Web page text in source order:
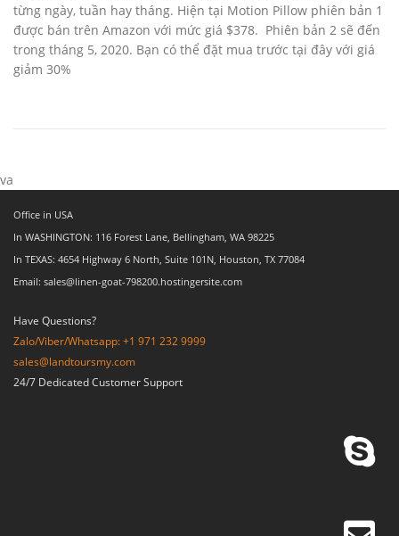
từng ngày, tuần hay tháng. Hiện tại Motion Pillow phiên bản 1
được bán trên Amazon với mức giá $378. Phiên bản 2 sẽ đến
trong tháng 5, 2020. Bạn có thể đặt mua trước tại đây với giá
giảm 30%
va
Office in USA
In WASHINGTON: 116 Forest Lane, Bellingham, WA 98225
In TEXAS: 4654 Highway 6 North, Suite 101N, Houston, TX 77084
Email: sales@linen-goat-798200.hostingersite.com
Have Questions?
Zalo/Viber/Whatsapp: +1 971 232 9999
sales@landtoursmy.com
24/7 Dedicated Customer Support